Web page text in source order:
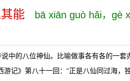
能 bā xiān guò hǎi，gè
说中的八位神仙。比喻做事各有各的一
游记》第八十一回：“正是八仙同过海，